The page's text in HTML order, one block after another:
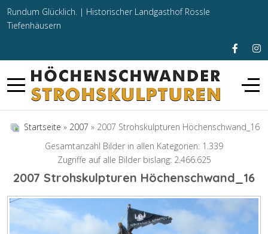
Rundum Glücklich. | Historischer Landgasthof Rössle
Tiefenhäusern
Startseite » 2007 » 2007 Strohskulpturen Höchenschwand_16
Gesamtanzahl Bilder in allen Kategorien: 1.339
Zugriffe auf alle Bilder bislang: 2.466.625
2007 Strohskulpturen Höchenschwand_16